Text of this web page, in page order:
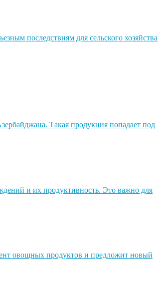
последствиям для сельского хозяйства
Такая продукция попадает под
и их продуктивность. Это важно для
овощных продуктов и предложит новый